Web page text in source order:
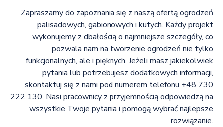
Zapraszamy do zapoznania się z naszą ofertą ogrodzeń
palisadowych, gabionowych i kutych. Każdy projekt
wykonujemy z dbałością o najmniejsze szczegóły, co
pozwala nam na tworzenie ogrodzeń nie tylko
funkcjonalnych, ale i pięknych. Jeżeli masz jakiekolwiek
pytania lub potrzebujesz dodatkowych informacji,
skontaktuj się z nami pod numerem telefonu +48 730
222 130. Nasi pracownicy z przyjemnością odpowiedzą na
wszystkie Twoje pytania i pomogą wybrać najlepsze
rozwiązanie.